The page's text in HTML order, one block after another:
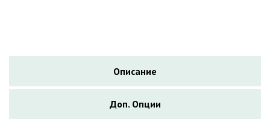
Описание
Доп. Опции